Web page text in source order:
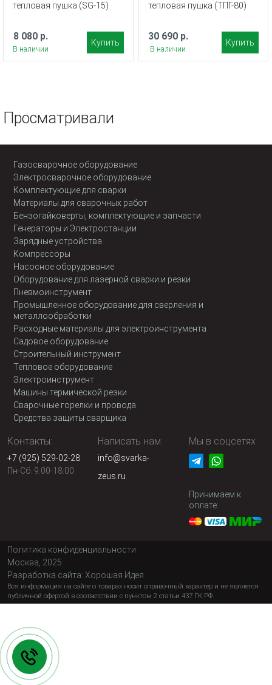
тепловая пушка (SG-15)
8 080 р.
В наличии
Купить
тепловая пушка (ТПГ-80)
30 690 р.
В наличии
Купить
Просматривали
Газосварочное оборудование
Электросварочное оборудование
Комплектующие для сварки
Материалы для сварочных работ
Бензогайковерты, комплектующие и запчасти
Генераторы и Электростанции
Зарядные устройства
Компрессоры
Насосное оборудование
Оборудование для лазерной сварки и резки
Пневмоинструмент
Промышленное оборудование для сверления и
металлообработки
Расходные материалы для электроинструмента
Садовое оборудование
Строительный инструмент
Тепловое оборудование
Электроинструмент
Машины термической резки
Сварочные горелки и провода
Средства защиты сварщика
Контакты:
+7 (925) 529-02-28
Пн-Сб: 9:00-18:00
Написать нам:
info@svarka-
zeus.ru
Мы в соцсетях
Принимаем к
оплате:
Политика конфиденциальности
Москва, 2025
Разработка сайта: Хорошая Идея
Вся информация на сайте о товарах носит справочный характер и не является
публичной офертой в соответствии с пунктом 2 статьи 437 ГК РФ.